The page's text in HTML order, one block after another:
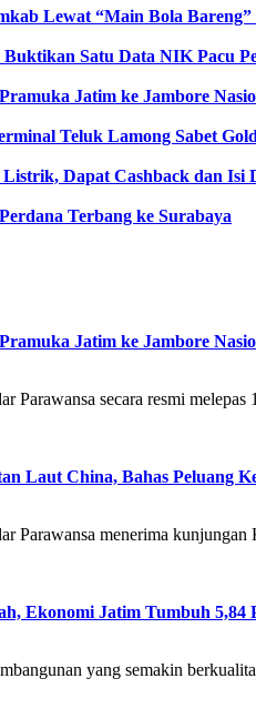
Lewat “Main Bola Bareng”
Satu Data NIK Pacu
Jatim ke Jambore
Teluk Lamong Sabet
Dapat Cashback dan Isi
Terbang ke Surabaya
Jatim ke Jambore
secara resmi
Laut China, Bahas Peluang
Parawansa menerima
Ekonomi Jatim Tumbuh 5,84
yang semakin